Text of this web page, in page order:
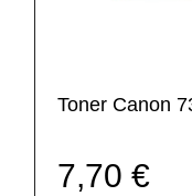
Toner Canon
7,70 €